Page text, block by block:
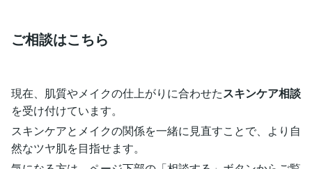
ご相談はこちら
現在、肌質やメイクの仕上がりに合わせたスキンケア相談
を受け付けています。
スキンケアとメイクの関係を一緒に見直すことで、より自
然なツヤ肌を目指せます。